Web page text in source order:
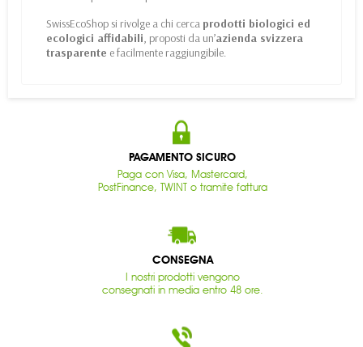
SwissEcoShop si rivolge a chi cerca prodotti biologici ed
ecologici affidabili, proposti da un’azienda svizzera
trasparente e facilmente raggiungibile.
PAGAMENTO SICURO
Paga con Visa, Mastercard,
PostFinance, TWINT o tramite fattura
CONSEGNA
I nostri prodotti vengono
consegnati in media entro 48 ore.